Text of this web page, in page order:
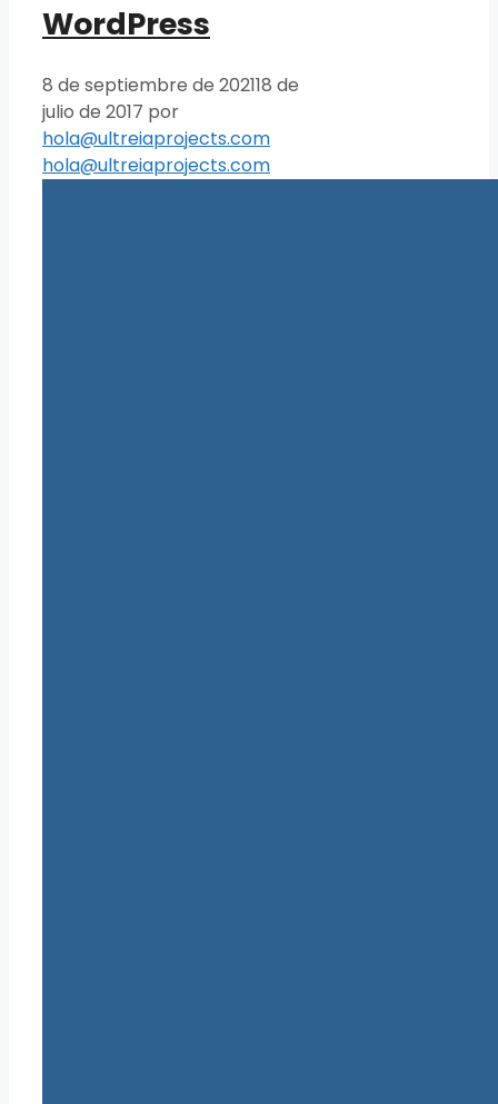
WordPress
8 de septiembre de 202118 de
julio de 2017 por
hola@ultreiaprojects.com
hola@ultreiaprojects.com